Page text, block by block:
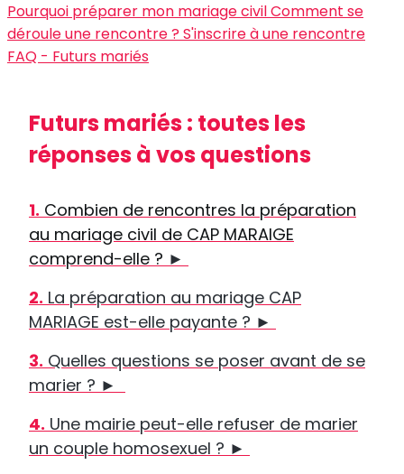
Pourquoi préparer mon mariage civilComment se
déroule une rencontre ? S'inscrire à une rencontre
FAQ - Futurs mariés
Futurs mariés : toutes les
réponses à vos questions
1. Combien de rencontres la préparation
au mariage civil de CAP MARAIGE
comprend-elle ? ►
2. La préparation au mariage CAP
MARIAGE est-elle payante ? ►
3. Quelles questions se poser avant de se
marier ? ►
4. Une mairie peut-elle refuser de marier
un couple homosexuel ? ►